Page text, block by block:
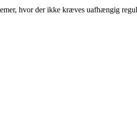
hvor der ikke kræves uafhængig